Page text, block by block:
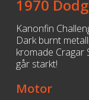
1970
Kanonfin
Dark burnt
kromade Cragar
går starkt!
Motor